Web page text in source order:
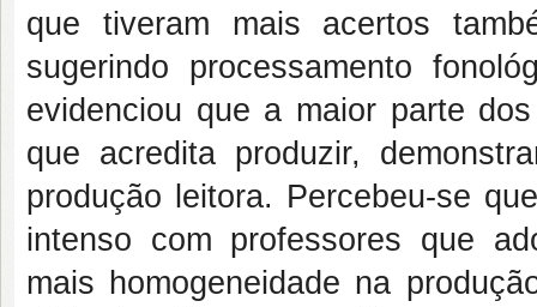
que tiveram mais acertos
sugerindo processamento
evidenciou que a maior parte
que acredita produzir,
produção leitora. Percebeu-se
intenso com professores que
mais homogeneidade na